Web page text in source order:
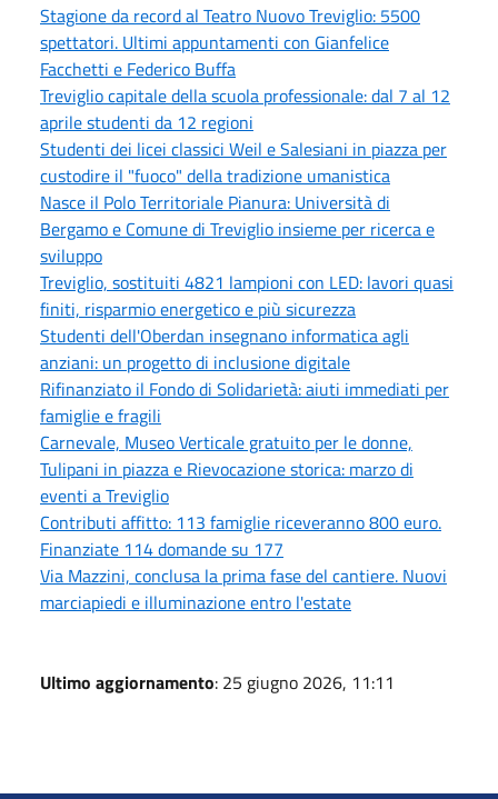
Stagione da record al Teatro Nuovo Treviglio: 5500
spettatori. Ultimi appuntamenti con Gianfelice
Facchetti e Federico Buffa
Treviglio capitale della scuola professionale: dal 7 al 12
aprile studenti da 12 regioni
Studenti dei licei classici Weil e Salesiani in piazza per
custodire il "fuoco" della tradizione umanistica
Nasce il Polo Territoriale Pianura: Università di
Bergamo e Comune di Treviglio insieme per ricerca e
sviluppo
Treviglio, sostituiti 4821 lampioni con LED: lavori quasi
finiti, risparmio energetico e più sicurezza
Studenti dell'Oberdan insegnano informatica agli
anziani: un progetto di inclusione digitale
Rifinanziato il Fondo di Solidarietà: aiuti immediati per
famiglie e fragili
Carnevale, Museo Verticale gratuito per le donne,
Tulipani in piazza e Rievocazione storica: marzo di
eventi a Treviglio
Contributi affitto: 113 famiglie riceveranno 800 euro.
Finanziate 114 domande su 177
Via Mazzini, conclusa la prima fase del cantiere. Nuovi
marciapiedi e illuminazione entro l'estate
Ultimo aggiornamento: 25 giugno 2026, 11:11